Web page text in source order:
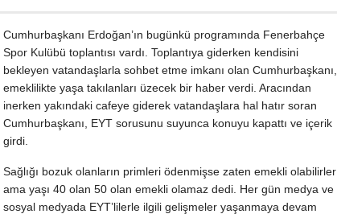
Cumhurbaşkanı Erdoğan’ın bugünkü programında Fenerbahçe
Spor Kulübü toplantısı vardı. Toplantıya giderken kendisini
bekleyen vatandaşlarla sohbet etme imkanı olan Cumhurbaşkanı,
emeklilikte yaşa takılanları üzecek bir haber verdi. Aracından
inerken yakındaki cafeye giderek vatandaşlara hal hatır soran
Cumhurbaşkanı, EYT sorusunu suyunca konuyu kapattı ve içerik
girdi.
Sağlığı bozuk olanların primleri ödenmişse zaten emekli olabilirler
ama yaşı 40 olan 50 olan emekli olamaz dedi. Her gün medya ve
sosyal medyada EYT’lilerle ilgili gelişmeler yaşanmaya devam